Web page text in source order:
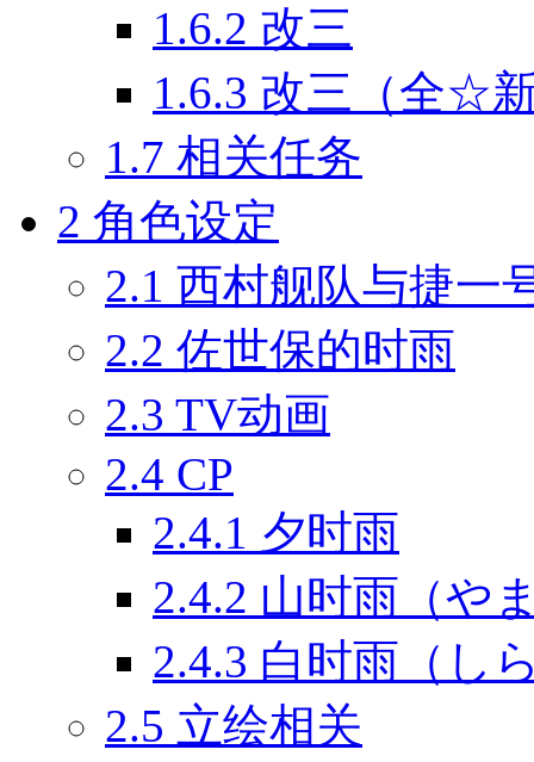
1.6.2 改三
1.6.3 改三（全☆
1.7 相关任务
2 角色设定
2.1 西村舰队与捷一
2.2 佐世保的时雨
2.3 TV动画
2.4 CP
2.4.1 夕时雨
2.4.2 山时雨（や
2.4.3 白时雨（し
2.5 立绘相关